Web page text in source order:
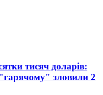
тисяч доларів:
зловили 2